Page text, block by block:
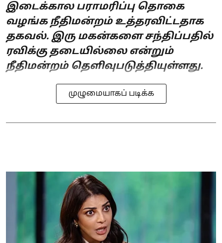
இடைக்கால பராமரிப்பு தொகை
வழங்க நீதிமன்றம் உத்தரவிட்டதாக
தகவல். இரு மகன்களை சந்திப்பதில்
ரவிக்கு தடையில்லை என்றும்
நீதிமன்றம் தெளிவுபடுத்தியுள்ளது.
முழுமையாகப் படிக்க